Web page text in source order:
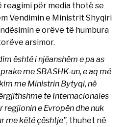
reagimi për media thotë se
Vendimin e Ministrit Shyqiri
e orëve të humbura
arsimor.
është i njëanshëm e pa as
me SBASHK-un, e aq më
me Ministrin Bytyqi, në
te Internacionales
e Evropën dhe nuk
me këtë çështje”, thuhet në